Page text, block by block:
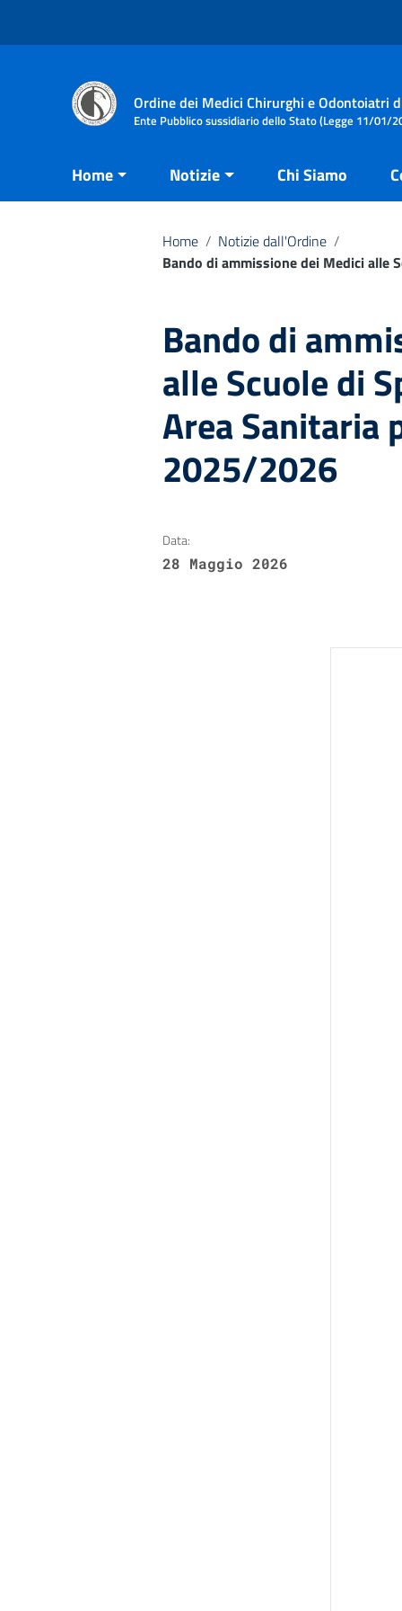
Ordine dei Medici Chirurghi e Odontoiatri
Ente Pubblico sussidiario dello Stato (Legge 11/01/
Home Notizie Chi Siamo
Home / Notizie dall'Ordine /
Bando di ammissione dei Medici alle
Bando di
alle Scuole di
Area Sanitaria
2025/2026
Data:
28 Maggio 2026